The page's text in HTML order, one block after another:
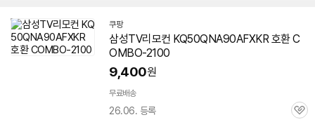
쿠팡
삼성TV리모컨 KQ50QNA90AFXKR 호환 C
OMBO-2100
9,400원
무료배송
26.06. 등록
관